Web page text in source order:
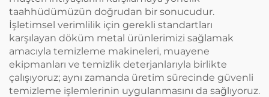
taahhüdümüzün doğrudan bir sonucudur.
İşletimsel verimlilik için gerekli standartları
karşılayan döküm metal ürünlerimizi sağlamak
amacıyla temizleme makineleri, muayene
ekipmanları ve temizlik deterjanlarıyla birlikte
çalışıyoruz; aynı zamanda üretim sürecinde güvenli
temizleme işlemlerinin uygulanmasını da sağlıyoruz.